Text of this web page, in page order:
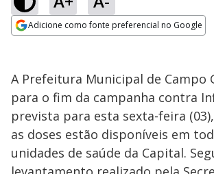
Adicione como fonte preferencial no Google
A Prefeitura Municipal de Campo
para o fim da campanha contra
prevista para esta sexta-feira
as doses estão disponíveis em
unidades de saúde da Capital.